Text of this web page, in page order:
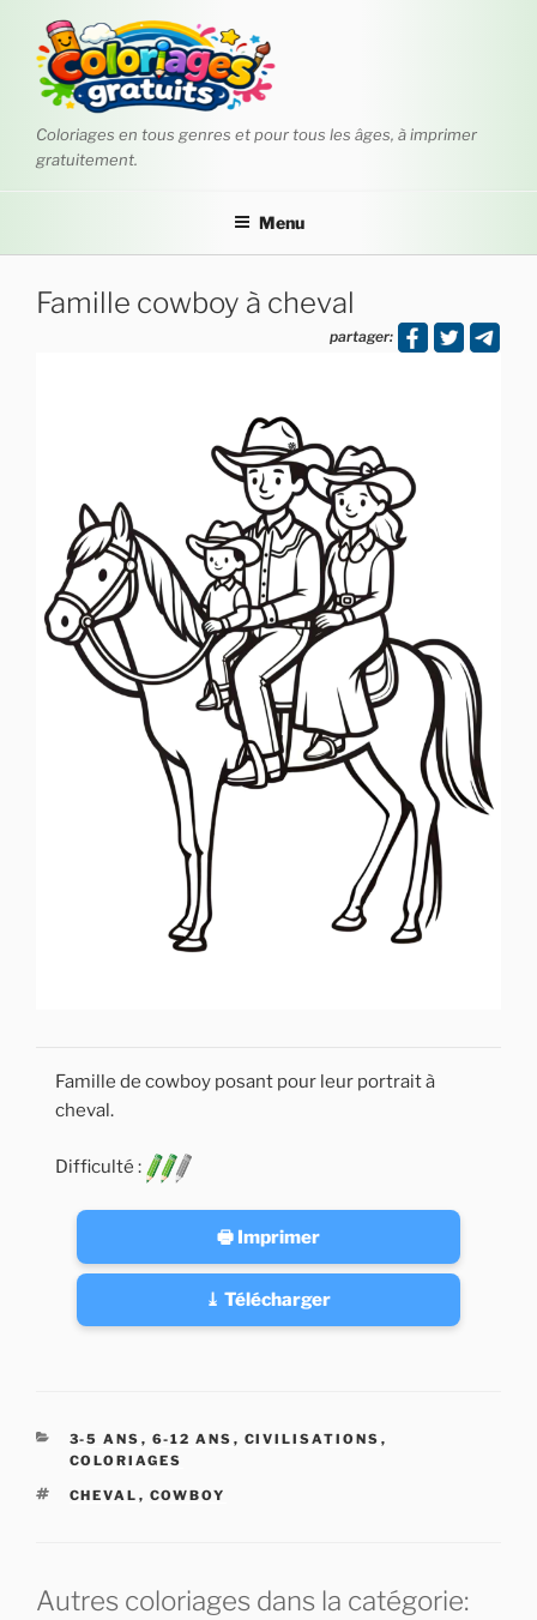
contenu
principal
Coloriages en tous genres et pour tous les âges, à imprimer
gratuitement.
Menu
Famille cowboy à cheval
partager:
Famille de cowboy posant pour leur portrait à
cheval.
Difficulté :
🖶 Imprimer
⤓ Télécharger
CATÉGORIES
3-5 ANS , 6-12 ANS , CIVILISATIONS ,
COLORIAGES
ÉTIQUETTES
CHEVAL , COWBOY
Autres coloriages dans la catégorie: